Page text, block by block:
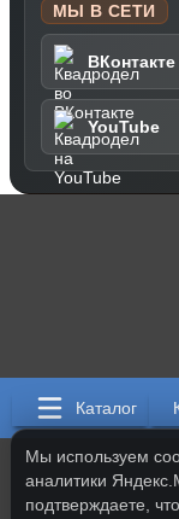
Каталог
МЫ В СЕТИ
ВКонтакте
YouTube
Мы используем
аналитики
подтверждаете,